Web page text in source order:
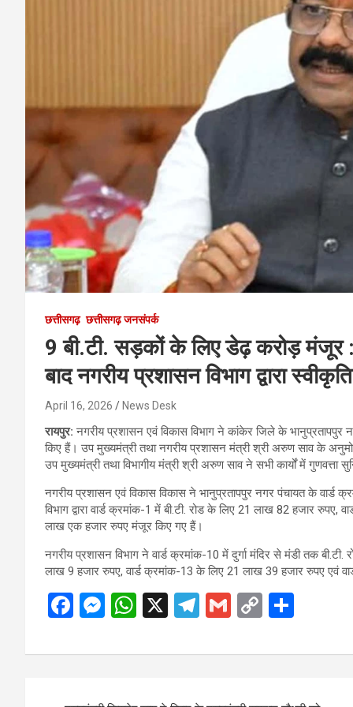
छत्तीसगढ़ छत्तीसगढ़ जनसंपर्क
9 बी.टी. सड़कों के लिए डेढ़ करोड़
बाद नगरीय प्रशासन विभाग द्वारा
April 16, 2026 News Desk
रायपुर:नगरीय प्रशासन एवं विकास विभाग ने कांकेर जिले के
किए हैं। उप मुख्यमंत्री तथा नगरीय प्रशासन मंत्री श्री अरुण साव के
उप मुख्यमंत्री तथा विभागीय मंत्री श्री अरुण साव ने सभी कार्यों में
नगरीय प्रशासन एवं विकास विकास ने भानुप्रतापपुर नगर पंचायत के वार्ड
विभाग द्वारा वार्ड क्रमांक-1 में बी.टी. रोड के लिए 21 लाख 82 हजार
लाख एक हजार रुपए मंजूर किए गए हैं।
नगरीय प्रशासन विभाग ने वार्ड क्रमांक-10 में दुर्गा मंदिर से मंडी तक
लाख 9 हजार रुपए, वार्ड क्रमांक-13 के लिए 21 लाख 39 हजार रुपए एवं
F
ce
M
se
W
at
X
T
e
G
ail
C
py ar